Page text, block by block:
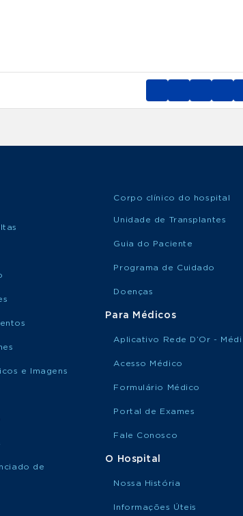
e Imagens
de
Corpo clínico do hospital
Unidade de Transplantes
Guia do Paciente
Programa de Cuidado
Doenças
Para Médicos
Aplicativo Rede D’Or -
Acesso Médico
Formulário Médico
Portal de Exames
Fale Conosco
O Hospital
Nossa História
Informações Úteis